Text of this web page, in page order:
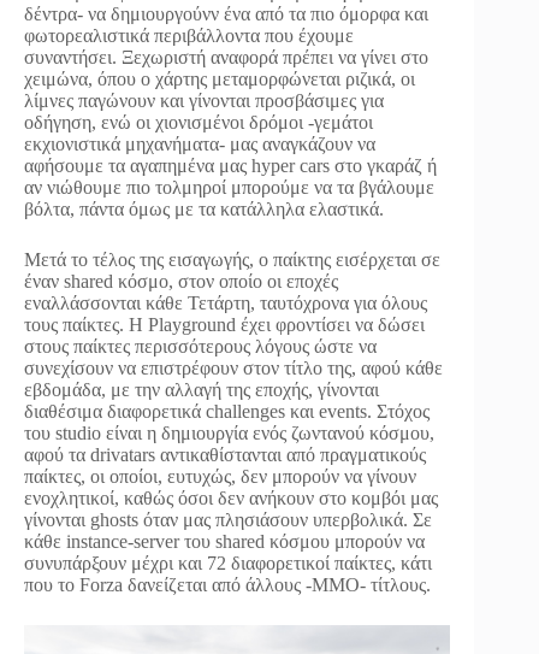
δέντρα- να δημιουργούνν ένα από τα πιο όμορφα και
φωτορεαλιστικά περιβάλλοντα που έχουμε
συναντήσει. Ξεχωριστή αναφορά πρέπει να γίνει στο
χειμώνα, όπου ο χάρτης μεταμορφώνεται ριζικά, οι
λίμνες παγώνουν και γίνονται προσβάσιμες για
οδήγηση, ενώ οι χιονισμένοι δρόμοι -γεμάτοι
εκχιονιστικά μηχανήματα- μας αναγκάζουν να
αφήσουμε τα αγαπημένα μας hyper cars στο γκαράζ ή
αν νιώθουμε πιο τολμηροί μπορούμε να τα βγάλουμε
βόλτα, πάντα όμως με τα κατάλληλα ελαστικά.
Μετά το τέλος της εισαγωγής, ο παίκτης εισέρχεται σε
έναν shared κόσμο, στον οποίο οι εποχές
εναλλάσσονται κάθε Τετάρτη, ταυτόχρονα για όλους
τους παίκτες. H Playground έχει φροντίσει να δώσει
στους παίκτες περισσότερους λόγους ώστε να
συνεχίσουν να επιστρέφουν στον τίτλο της, αφού κάθε
εβδομάδα, με την αλλαγή της εποχής, γίνονται
διαθέσιμα διαφορετικά challenges και events. Στόχος
του studio είναι η δημιουργία ενός ζωντανού κόσμου,
αφού τα drivatars αντικαθίστανται από πραγματικούς
παίκτες, οι οποίοι, ευτυχώς, δεν μπορούν να γίνουν
ενοχλητικοί, καθώς όσοι δεν ανήκουν στο κομβόι μας
γίνονται ghosts όταν μας πλησιάσουν υπερβολικά. Σε
κάθε instance-server του shared κόσμου μπορούν να
συνυπάρξουν μέχρι και 72 διαφορετικοί παίκτες, κάτι
που το Forza δανείζεται από άλλους -MMO- τίτλους.